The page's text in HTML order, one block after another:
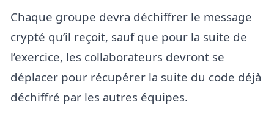
Chaque groupe devra déchiffrer le message
crypté qu’il reçoit, sauf que pour la suite de
l’exercice, les collaborateurs devront se
déplacer pour récupérer la suite du code déjà
déchiffré par les autres équipes.